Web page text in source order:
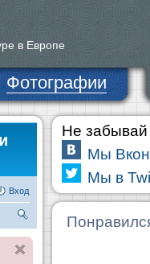
в Европе
Фотографии
Вход
ск
Не забывай
Мы
Мы в